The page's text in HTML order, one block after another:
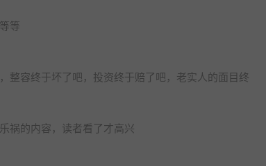
等
整容终于坏了吧，投资终于赔了吧，老实人的面目终
祸的内容，读者看了才高兴